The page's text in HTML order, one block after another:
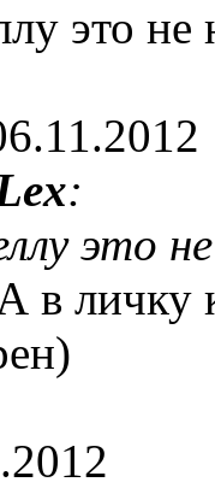
это не
:
это
в личку